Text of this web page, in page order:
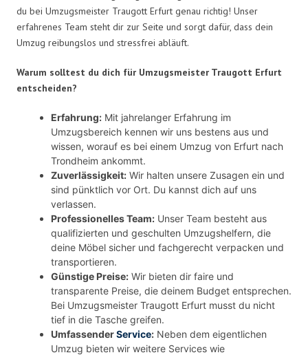
du bei Umzugsmeister Traugott Erfurt genau richtig! Unser
erfahrenes Team steht dir zur Seite und sorgt dafür, dass dein
Umzug reibungslos und stressfrei abläuft.
Warum solltest du dich für Umzugsmeister Traugott Erfurt
entscheiden?
Erfahrung: Mit jahrelanger Erfahrung im
Umzugsbereich kennen wir uns bestens aus und
wissen, worauf es bei einem Umzug von Erfurt nach
Trondheim ankommt.
Zuverlässigkeit: Wir halten unsere Zusagen ein und
sind pünktlich vor Ort. Du kannst dich auf uns
verlassen.
Professionelles Team: Unser Team besteht aus
qualifizierten und geschulten Umzugshelfern, die
deine Möbel sicher und fachgerecht verpacken und
transportieren.
Günstige Preise: Wir bieten dir faire und
transparente Preise, die deinem Budget entsprechen.
Bei Umzugsmeister Traugott Erfurt musst du nicht
tief in die Tasche greifen.
UmfassenderService: Neben dem eigentlichen
Umzug bieten wir weitere Services wie